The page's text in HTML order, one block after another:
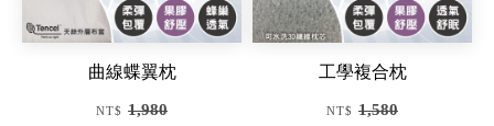
曲線蝶翼枕
NT$ 1,980
工學複合枕
NT$ 1,580